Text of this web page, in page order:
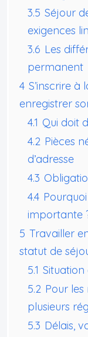
3.5 Séjour
exigences
3.6 Les
permanent
4 S’inscrire
enregistrer
4.1 Qui doit
4.2 Pièces
d’adresse
4.3
4.4
importante
5 Travailler
statut de
5.1 Situation
5.2 Pour les
plusieurs
5.3 Délais,